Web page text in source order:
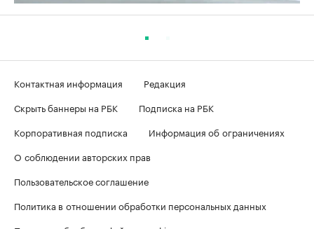
Контактная информация
Редакция
Скрыть баннеры на РБК
Подписка на РБК
Корпоративная подписка
Информация об ограничениях
О соблюдении авторских прав
Пользовательское соглашение
Политика в отношении обработки персональных данных